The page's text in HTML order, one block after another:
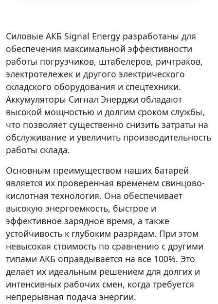
Силовые АКБ Signal Energy разработаны для
обеспечения максимальной эффективности
работы погрузчиков, штабелеров, ричтраков,
электротележек и другого электрического
складского оборудования и спецтехники.
Аккумуляторы Сигнал Энерджи обладают
высокой мощностью и долгим сроком службы,
что позволяет существенно снизить затраты на
обслуживание и увеличить производительность
работы склада.
Основным преимуществом наших батарей
является их проверенная временем свинцово-
кислотная технология. Она обеспечивает
высокую энергоемкость, быстрое и
эффективное зарядное время, а также
устойчивость к глубоким разрядам. При этом
невысокая стоимость по сравнению с другими
типами АКБ оправдывается на все 100%. Это
делает их идеальным решением для долгих и
интенсивных рабочих смен, когда требуется
непрерывная подача энергии.